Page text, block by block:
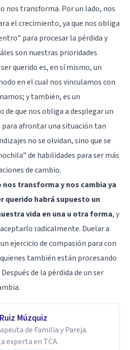
nos transforma. Por un lado, nos
el crecimiento, ya que nos obliga
para procesar la pérdida y
son nuestras prioridades
querido es, en sí mismo, un
en el cual nos vinculamos con
y también, es un
de que nos obliga a desplegar un
afrontar una situación tan
no se olvidan, sino que se
de habilidades para ser más
de cambio.
nos transforma y nos cambia ya
querido habrá supuesto un
vida en una u otra forma, y
radicalmente. Duelar a
ejercicio de compasión para con
también están procesando
de la pérdida de un ser
Múzquiz
de Familia y Pareja.
experta en TCA.